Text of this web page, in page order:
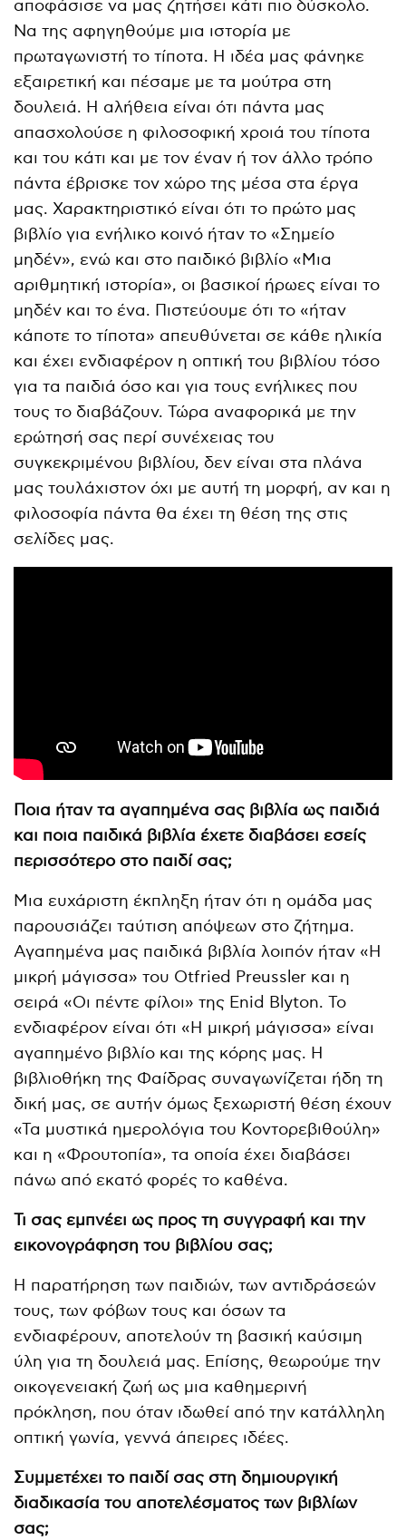
αποφάσισε να μας ζητήσει κάτι πιο δύσκολο.
Να της αφηγηθούμε μια ιστορία με
πρωταγωνιστή το τίποτα. Η ιδέα μας φάνηκε
εξαιρετική και πέσαμε με τα μούτρα στη
δουλειά. Η αλήθεια είναι ότι πάντα μας
απασχολούσε η φιλοσοφική χροιά του τίποτα
και του κάτι και με τον έναν ή τον άλλο τρόπο
πάντα έβρισκε τον χώρο της μέσα στα έργα
μας. Χαρακτηριστικό είναι ότι το πρώτο μας
βιβλίο για ενήλικο κοινό ήταν το «Σημείο
μηδέν», ενώ και στο παιδικό βιβλίο «Μια
αριθμητική ιστορία», οι βασικοί ήρωες είναι το
μηδέν και το ένα. Πιστεύουμε ότι το «ήταν
κάποτε το τίποτα» απευθύνεται σε κάθε ηλικία
και έχει ενδιαφέρον η οπτική του βιβλίου τόσο
για τα παιδιά όσο και για τους ενήλικες που
τους το διαβάζουν. Τώρα αναφορικά με την
ερώτησή σας περί συνέχειας του
συγκεκριμένου βιβλίου, δεν είναι στα πλάνα
μας τουλάχιστον όχι με αυτή τη μορφή, αν και η
φιλοσοφία πάντα θα έχει τη θέση της στις
σελίδες μας.
Ποια ήταν τα αγαπημένα σας βιβλία ως παιδιά
και ποια παιδικά βιβλία έχετε διαβάσει εσείς
περισσότερο στο παιδί σας;
Μια ευχάριστη έκπληξη ήταν ότι η ομάδα μας
παρουσιάζει ταύτιση απόψεων στο ζήτημα.
Αγαπημένα μας παιδικά βιβλία λοιπόν ήταν «Η
μικρή μάγισσα» του Otfried Preussler και η
σειρά «Οι πέντε φίλοι» της Enid Blyton. Το
ενδιαφέρον είναι ότι «Η μικρή μάγισσα» είναι
αγαπημένο βιβλίο και της κόρης μας. Η
βιβλιοθήκη της Φαίδρας συναγωνίζεται ήδη τη
δική μας, σε αυτήν όμως ξεχωριστή θέση έχουν
«Τα μυστικά ημερολόγια του Κοντορεβιθούλη»
και η «Φρουτοπία», τα οποία έχει διαβάσει
πάνω από εκατό φορές το καθένα.
Τι σας εμπνέει ως προς τη συγγραφή και την
εικονογράφηση του βιβλίου σας;
Η παρατήρηση των παιδιών, των αντιδράσεών
τους, των φόβων τους και όσων τα
ενδιαφέρουν, αποτελούν τη βασική καύσιμη
ύλη για τη δουλειά μας. Επίσης, θεωρούμε την
οικογενειακή ζωή ως μια καθημερινή
πρόκληση, που όταν ιδωθεί από την κατάλληλη
οπτική γωνία, γεννά άπειρες ιδέες.
Συμμετέχει το παιδί σας στη δημιουργική
διαδικασία του αποτελέσματος των βιβλίων
σας;